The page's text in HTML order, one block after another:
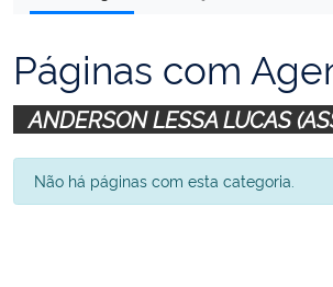
Páginas com
ANDERSON LESSA LUCAS
Não há páginas com esta categoria.